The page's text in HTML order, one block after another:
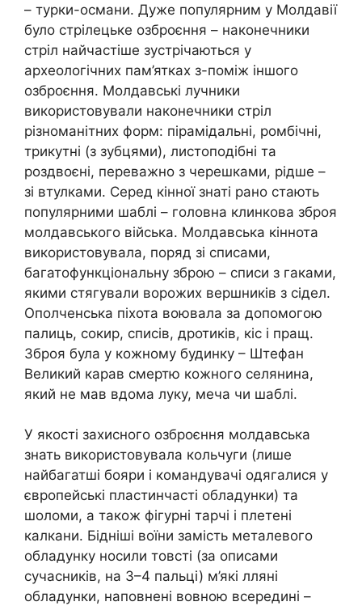
– турки-османи. Дуже популярним у Молдавії
було стрілецьке озброєння – наконечники
стріл найчастіше зустрічаються у
археологічних пам’ятках з-поміж іншого
озброєння. Молдавські лучники
використовували наконечники стріл
різноманітних форм: пірамідальні, ромбічні,
трикутні (з зубцями), листоподібні та
роздвоєні, переважно з черешками, рідше –
зі втулками. Серед кінної знаті рано стають
популярними шаблі – головна клинкова зброя
молдавського війська. Молдавська кіннота
використовувала, поряд зі списами,
багатофункціональну зброю – списи з гаками,
якими стягували ворожих вершників з сідел.
Ополченська піхота воювала за допомогою
палиць, сокир, списів, дротиків, кіс і пращ.
Зброя була у кожному будинку – Штефан
Великий карав смертю кожного селянина,
який не мав вдома луку, меча чи шаблі.
У якості захисного озброєння молдавська
знать використовувала кольчуги (лише
найбагатші бояри і командувачі одягалися у
європейські пластинчасті обладунки) та
шоломи, а також фігурні тарчі і плетені
калкани. Бідніші воїни замість металевого
обладунку носили товсті (за описами
сучасників, на 3–4 пальці) м’які лляні
обладунки, наповнені вовною всередині –